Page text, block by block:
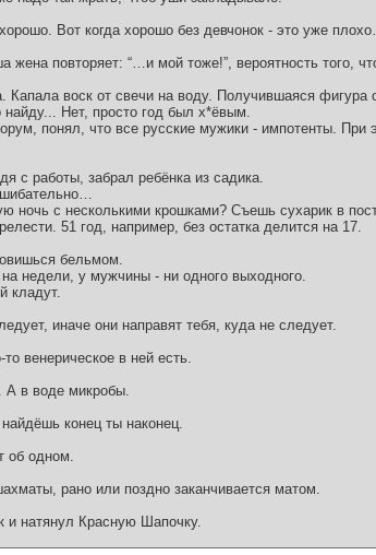
Вот когда хорошо без девчонок - это уже
жена повторяет: “…и мой тоже!”, вероятность того,
Капала воск от свечи на воду. Получившаяся
Нет, просто год был х*ёвым.
понял, что все русские мужики - импотенты. При
с работы, забрал ребёнка из садика.
ночь с несколькими крошками? Съешь сухарик в
51 год, например, без остатка делится на 17.
бельмом.
недели, у мужчины - ни одного выходного.
кладут.
иначе они направят тебя, куда не следует.
венерическое в ней есть.
А в воде микробы.
конец ты наконец.
об одном.
рано или поздно заканчивается матом.
натянул Красную Шапочку.